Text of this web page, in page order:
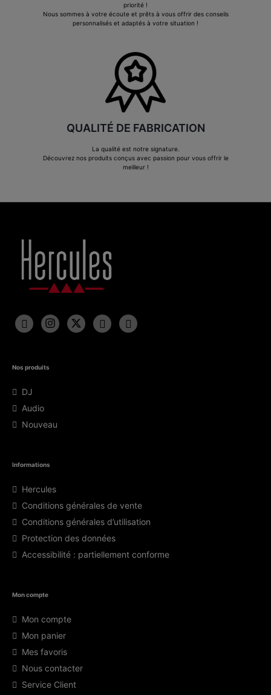
priorité !
Nous sommes à votre écoute et prêts à vous offrir des conseils
personnalisés et adaptés à votre situation !
QUALITÉ DE FABRICATION
La qualité est notre signature.
Découvrez nos produits conçus avec passion pour vous offrir le
meilleur !
Nos produits
DJ
Audio
Nouveau
Informations
Hercules
Conditions générales de vente
Conditions générales d’utilisation
Protection des données
Accessibilité : partiellement conforme
Mon compte
Mon compte
Mon panier
Mes favoris
Nous contacter
Service Client